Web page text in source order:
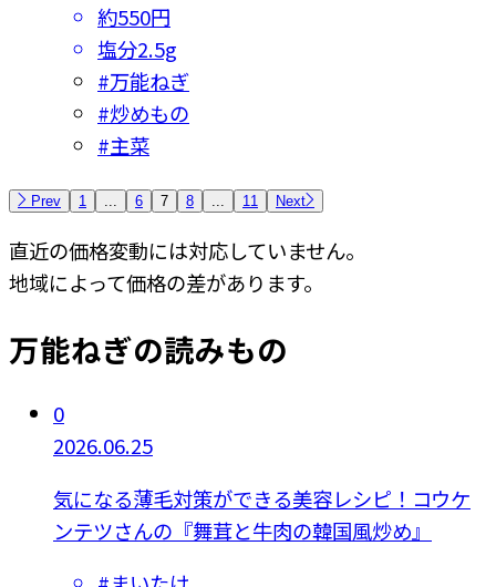
約550円
塩分2.5g
#万能ねぎ
#炒めもの
#主菜
Prev 1 ... 6 7 8 ... 11 Next
直近の価格変動には対応していません。
地域によって価格の差があります。
万能ねぎの読みもの
0
2026.06.25
気になる薄毛対策ができる美容レシピ！コウケ
ンテツさんの『舞茸と牛肉の韓国風炒め』